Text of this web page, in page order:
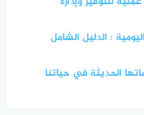
في حياتك اليومية : الدليل الشامل
الحديثة في حياتنا